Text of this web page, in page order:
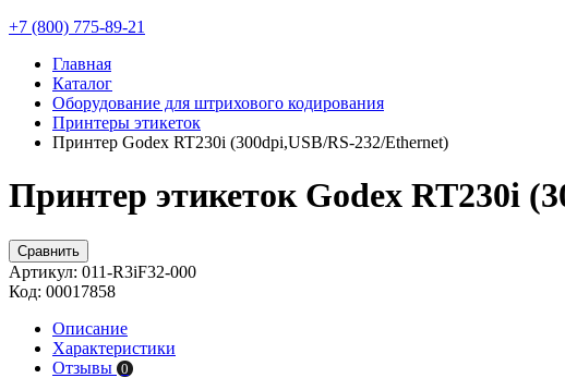
+7 (800) 775-89-21
Главная
Каталог
Оборудование для штрихового кодирования
Принтеры этикеток
Принтер Godex RT230i (300dpi,USB/RS-232/Ethernet)
Принтер этикеток Godex RT230i
Сравнить
Артикул: 011-R3iF32-000
Код: 00017858
Описание
Характеристики
Отзывы 0